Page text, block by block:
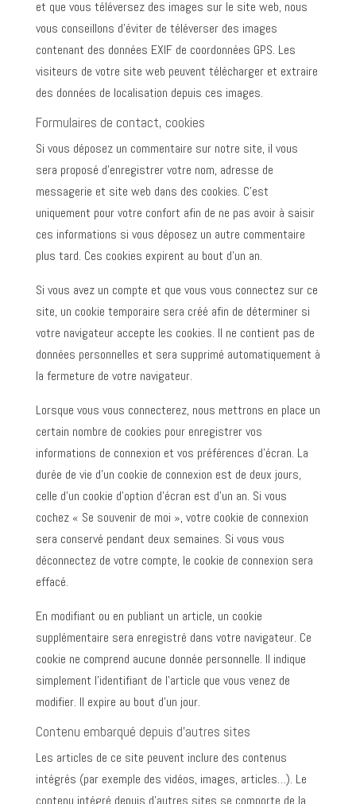
et que vous téléversez des images sur le site web, nous
vous conseillons d’éviter de téléverser des images
contenant des données EXIF de coordonnées GPS. Les
visiteurs de votre site web peuvent télécharger et extraire
des données de localisation depuis ces images.
Formulaires de contact, cookies
Si vous déposez un commentaire sur notre site, il vous
sera proposé d’enregistrer votre nom, adresse de
messagerie et site web dans des cookies. C’est
uniquement pour votre confort afin de ne pas avoir à saisir
ces informations si vous déposez un autre commentaire
plus tard. Ces cookies expirent au bout d’un an.
Si vous avez un compte et que vous vous connectez sur ce
site, un cookie temporaire sera créé afin de déterminer si
votre navigateur accepte les cookies. Il ne contient pas de
données personnelles et sera supprimé automatiquement à
la fermeture de votre navigateur.
Lorsque vous vous connecterez, nous mettrons en place un
certain nombre de cookies pour enregistrer vos
informations de connexion et vos préférences d’écran. La
durée de vie d’un cookie de connexion est de deux jours,
celle d’un cookie d’option d’écran est d’un an. Si vous
cochez « Se souvenir de moi », votre cookie de connexion
sera conservé pendant deux semaines. Si vous vous
déconnectez de votre compte, le cookie de connexion sera
effacé.
En modifiant ou en publiant un article, un cookie
supplémentaire sera enregistré dans votre navigateur. Ce
cookie ne comprend aucune donnée personnelle. Il indique
simplement l’identifiant de l’article que vous venez de
modifier. Il expire au bout d’un jour.
Contenu embarqué depuis d’autres sites
Les articles de ce site peuvent inclure des contenus
intégrés (par exemple des vidéos, images, articles…). Le
contenu intégré depuis d’autres sites se comporte de la